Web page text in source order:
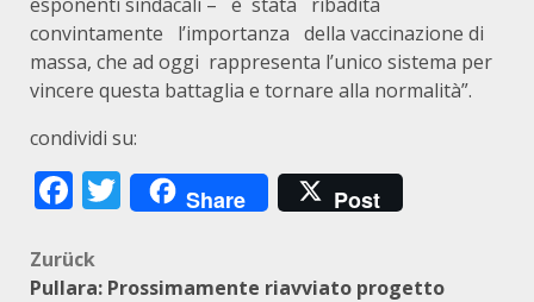
convintamente l’importanza della vaccinazione di
massa, che ad oggi rappresenta l’unico sistema per
vincere questa battaglia e tornare alla normalità”.
condividi su:
Facebook
Twitter
Share Post
Beitragsnavigation
Zurück
Pullara: Prossimamente riavviato progetto